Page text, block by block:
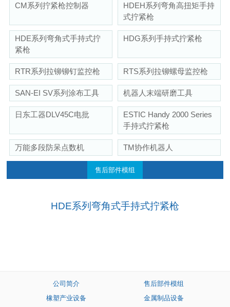
CM系列拧紧枪控制器
HDEH系列弯角高扭矩手持
式拧紧枪
HDE系列弯角式手持式拧
紧枪
HDG系列手持式拧紧枪
RTR系列拉铆铆钉监控枪 RTS系列拉铆螺母监控枪
SAN-EI SV系列涂布工具 机器人末端研磨工具
日东工器DLV45C电批
ESTIC Handy 2000 Series
手持式拧紧枪
万能多段防呆点数机 TM协作机器人
售后部件模组
HDE系列弯角式手持式拧紧枪
公司简介
售后部件模组
橡塑产业设备
金属制品设备